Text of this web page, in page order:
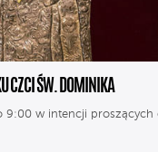
CZCI ŚW. DOMINIKA
9:00 w intencji proszących